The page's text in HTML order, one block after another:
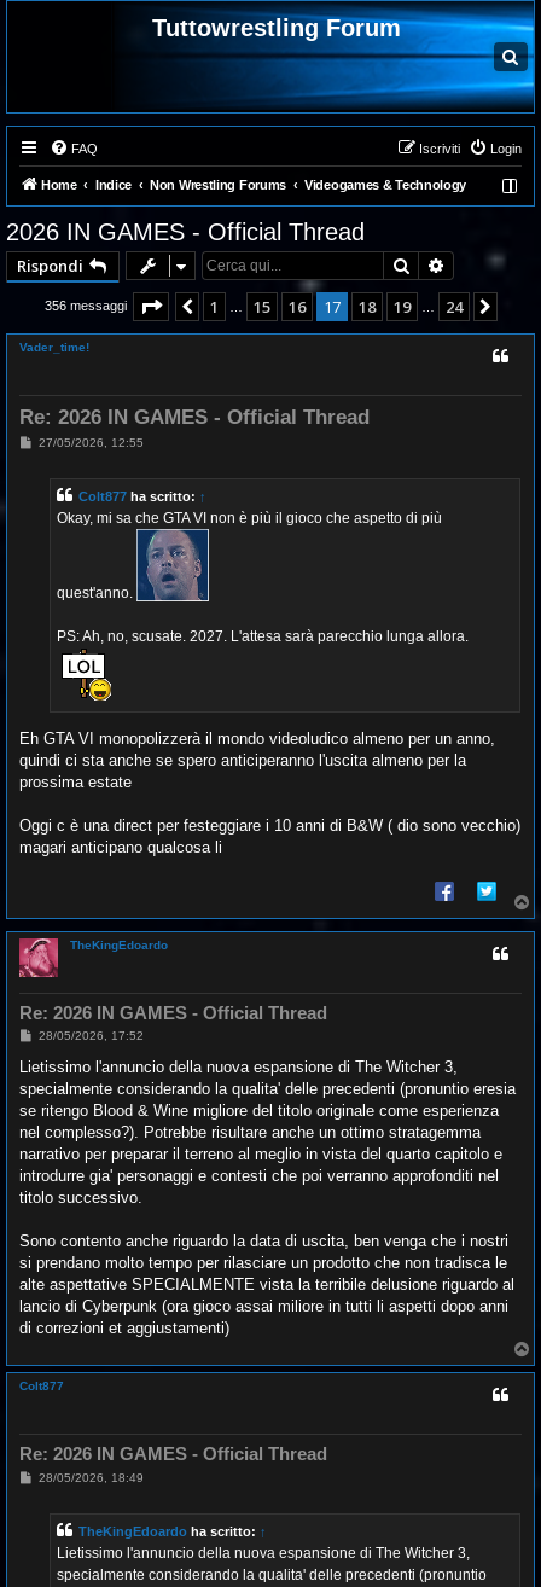
Tuttowrestling Forum
C
e
r
c
a
FAQ Login
Iscriviti
Home Indice Non Wrestling Forums Videogames & Technology
2026 IN GAMES - Official Thread
Rispondi Cerca Ricerca
356 messaggi Pagina 17di24
Precedente
1 15 16 17 18 19 24
Vader_time!
Re: 2026 IN GAMES - Official Thread
M27/05/2026, 12:55
Colt877 ha scritto: ↑
Okay, mi sa che GTA VI non è più il gioco che aspetto di più
quest'anno.
PS: Ah, no, scusate. 2027. L'attesa sarà parecchio lunga allora.
Eh GTA VI monopolizzerà il mondo videoludico almeno per un anno,
quindi ci sta anche se spero anticiperanno l'uscita almeno per la
prossima estate
Oggi c è una direct per festeggiare i 10 anni di B&W ( dio sono vecchio)
magari anticipano qualcosa li
o
p
TheKingEdoardo
Re: 2026 IN GAMES - Official Thread
M
s
a
g
i
o
28/05/2026, 17:52
Lietissimo l'annuncio della nuova espansione di The Witcher 3,
specialmente considerando la qualita' delle precedenti (pronuntio eresia
se ritengo Blood & Wine migliore del titolo originale come esperienza
nel complesso?). Potrebbe risultare anche un ottimo stratagemma
narrativo per preparar il terreno al meglio in vista del quarto capitolo e
introdurre gia' personaggi e contesti che poi verranno approfonditi nel
titolo successivo.
Sono contento anche riguardo la data di uscita, ben venga che i nostri
si prendano molto tempo per rilasciare un prodotto che non tradisca le
alte aspettative SPECIALMENTE vista la terribile delusione riguardo al
lancio di Cyberpunk (ora gioco assai miliore in tutti li aspetti dopo anni
di correzioni et aggiustamenti)
o
Colt877
Re: 2026 IN GAMES - Official Thread
M28/05/2026, 18:49
TheKingEdoardo ha scritto: ↑
Lietissimo l'annuncio della nuova espansione di The Witcher 3,
specialmente considerando la qualita' delle precedenti (pronuntio